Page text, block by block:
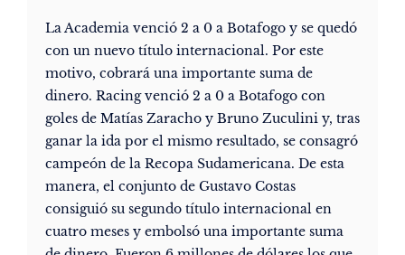
La Academia venció 2 a 0 a Botafogo y se quedó
con un nuevo título internacional. Por este
motivo, cobrará una importante suma de
dinero. Racing venció 2 a 0 a Botafogo con
goles de Matías Zaracho y Bruno Zuculini y, tras
ganar la ida por el mismo resultado, se consagró
campeón de la Recopa Sudamericana. De esta
manera, el conjunto de Gustavo Costas
consiguió su segundo título internacional en
cuatro meses y embolsó una importante suma